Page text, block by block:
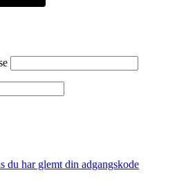
du har glemt din adgangskode